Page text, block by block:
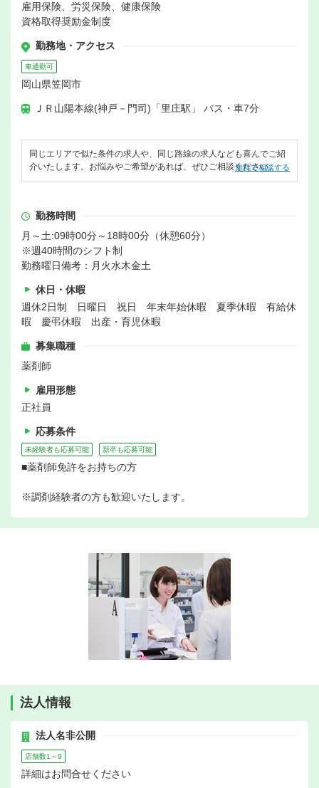
雇用保険、労災保険、健康保険
資格取得奨励金制度
勤務地・アクセス
車通勤可
岡山県笠岡市
ＪＲ山陽本線(神戸－門司)「里庄駅」 バス・車7分
同じエリアで似た条件の求人や、同じ路線の求人なども喜んでご紹
介いたします。お悩みやご希望があれば、ぜひご相談ください。
無料で相談する
勤務時間
月～土:09時00分～18時00分（休憩60分）
※週40時間のシフト制
勤務曜日備考：月火水木金土
休日・休暇
週休2日制 日曜日 祝日 年末年始休暇 夏季休暇 有給休
暇 慶弔休暇 出産・育児休暇
募集職種
薬剤師
雇用形態
正社員
応募条件
未経験者も応募可能 新卒も応募可能
■薬剤師免許をお持ちの方
※調剤経験者の方も歓迎いたします。
法人情報
法人名非公開
店舗数1～9
詳細はお問合せください